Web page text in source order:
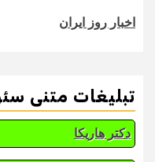
اخبار روز ایران
تبلیغات متنی
دکتر هاریکا